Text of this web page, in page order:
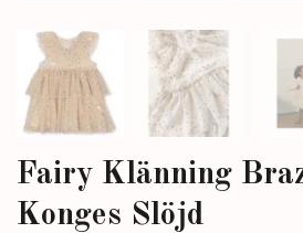
Fairy Klänning
Konges Slöjd